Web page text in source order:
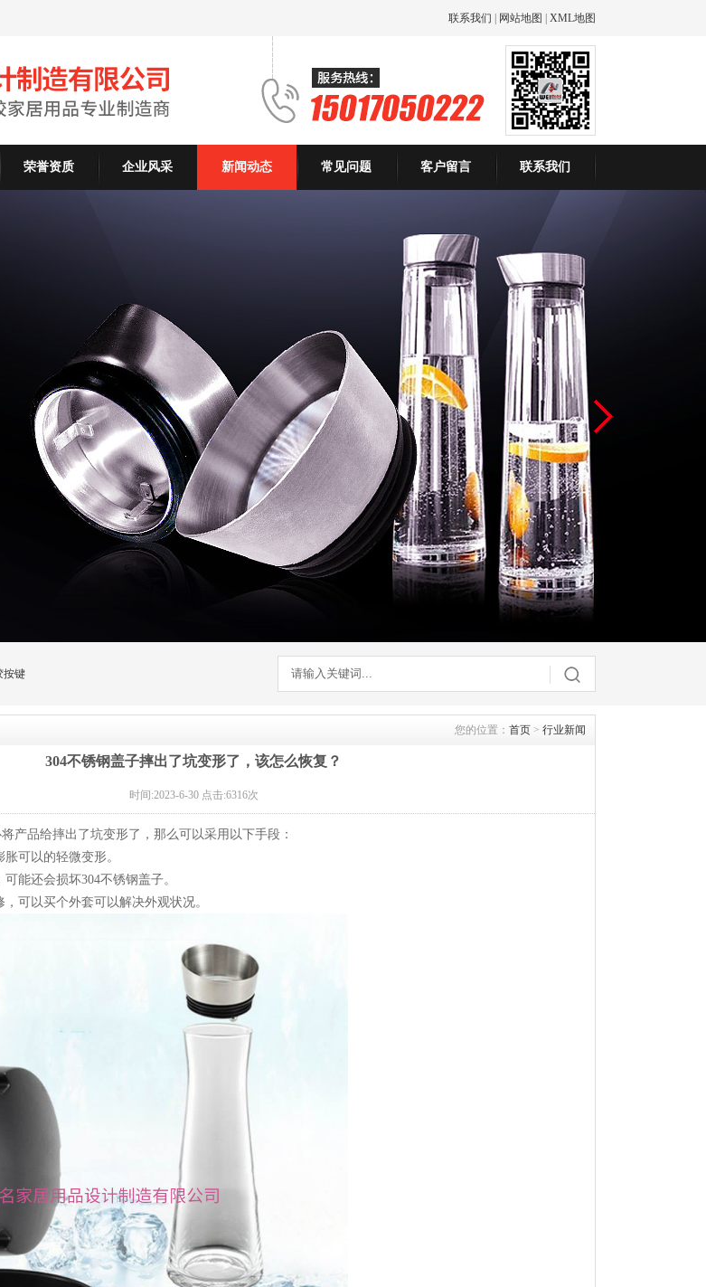
联系我们 网站地图 XML地图
荣誉资质 企业风采 新闻动态 常见问题 客户留言 联系我们
按键
您的位置： 首页 > 行业新闻
304不锈钢盖子摔出了坑变形了，该怎么恢复？
时间:2023-6-30 点击:6316次
产品给摔出了坑变形了，那么可以采用以下手段：
可以的轻微变形。
能还会损坏304不锈钢盖子。
可以买个外套可以解决外观状况。